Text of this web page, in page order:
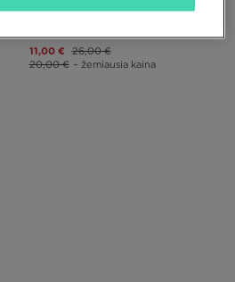
HOODRICH KEPURĖ CORE BEANIE
11,00 € 26,00 €
20,00 € – žemiausia kaina